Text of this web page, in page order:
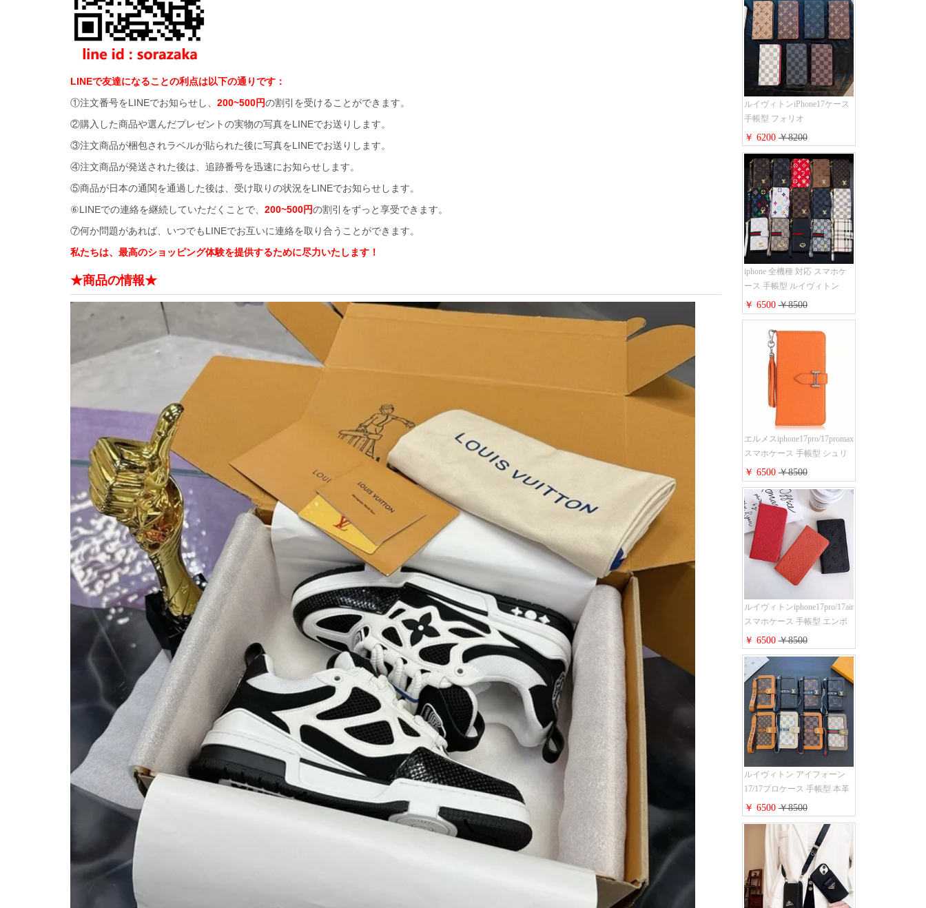
LINEで友達になることの利点は以下の通りです：
①注文番号をLINEでお知らせし、 200~500円の割引を受けることができます。
②購入した商品や選んだプレゼントの実物の写真をLINEでお送りします。
③注文商品が梱包されラベルが貼られた後に写真をLINEでお送りします。
④注文商品が発送された後は、追跡番号を迅速にお知らせします。
⑤商品が日本の通関を通過した後は、受け取りの状況をLINEでお知らせします。
⑥LINEでの連絡を継続していただくことで、 200~500円の割引をずっと享受できます。
⑦何か問題があれば、いつでもLINEでお互いに連絡を取り合うことができます。
私たちは、最高のショッピング体験を提供するために尽力いたします！
★商品の情報★
手帳型 財布カード入り 多機
能 ハイ ブランド Galaxy
S25/S24/S23手帳カバー おす
すめ
ルイヴィトンiPhone17ケース
手帳型 フォリオ
iPhone17pro/17promaxケース
ダミエ モノグラム レザー 磁
石内蔵 LV アイフォン
16/16plus手帳ケース 超薄 ビ
ジネス風 メンズ レディース
おしゃれ ブランド
iphone15/14/13手帳型スマホケ
ース お 揃い
￥ 6200￥8200
iphone 全機種 対応 スマホケ
ース 手帳型 ルイヴィトン
iPhone17pro/17air/17e手帳型ケ
ース 安心する 買う モノグラ
ム シュリンクレザーLV アイ
フォン16/16promaxスマホケー
ス 手帳 多機能 グッチ
iphone15pro/14/13携帯ケース
大人 レディース メンズ スト
ラップ付き
￥ 6500￥8500
エルメスiphone17pro/17promax
スマホケース 手帳型 シュリ
ンクレザー タッセル ストラ
ップ 付き Hermes
iphone16pro/16ケース 財布型
スタンド機能 携帯カバー ハ
イ ブランド アイフォーン
15/14/13ケース 手帳 レディー
ス 人気
￥ 6500￥8500
ルイヴィトンiphone17pro/17air
スマホケース 手帳型 エンボ
スレザー 本革 モノグラム LV
アイフォン 16pro/16promaxケ
ース 手帳 型 カード入れ 高级
ブランド iPhone 15/14/13 pro
ケース 手帳型 男女通用 大人
かわいい
￥ 6500￥8500
ルイヴィトン アイフォーン
17/17プロケース 手帳型 本革
レザー モノグラム Louis
Vuitton iphone16/16promaxスマ
ホケース 手帳型 カード収納
iphone15/14/13ケース ビジネ
ス風 GUCCI galaxy s26/s25/s24
ケース 手帳型 大人 可愛い
￥ 6500￥8500